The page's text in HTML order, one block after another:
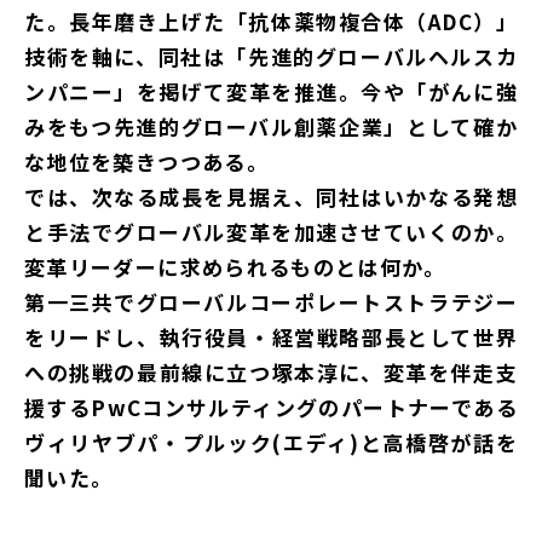
た。長年磨き上げた「抗体薬物複合体（ADC）」
技術を軸に、同社は「先進的グローバルヘルスカ
ンパニー」を掲げて変革を推進。今や「がんに強
みをもつ先進的グローバル創薬企業」として確か
な地位を築きつつある。
では、次なる成長を見据え、同社はいかなる発想
と手法でグローバル変革を加速させていくのか。
変革リーダーに求められるものとは何か。
第一三共でグローバルコーポレートストラテジー
をリードし、執行役員・経営戦略部長として世界
への挑戦の最前線に立つ塚本淳に、変革を伴走支
援するPwCコンサルティングのパートナーである
ヴィリヤブパ・プルック(エディ)と高橋啓が話を
聞いた。